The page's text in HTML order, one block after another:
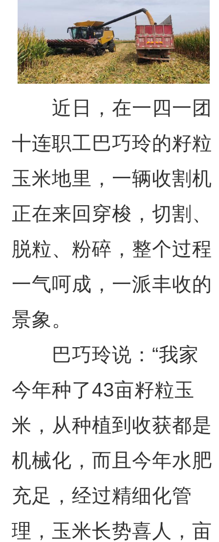
近日，在一四一团
十连职工巴巧玲的籽粒
玉米地里，一辆收割机
正在来回穿梭，切割、
脱粒、粉碎，整个过程
一气呵成，一派丰收的
景象。
巴巧玲说：“我家
今年种了43亩籽粒玉
米，从种植到收获都是
机械化，而且今年水肥
充足，经过精细化管
理，玉米长势喜人，亩